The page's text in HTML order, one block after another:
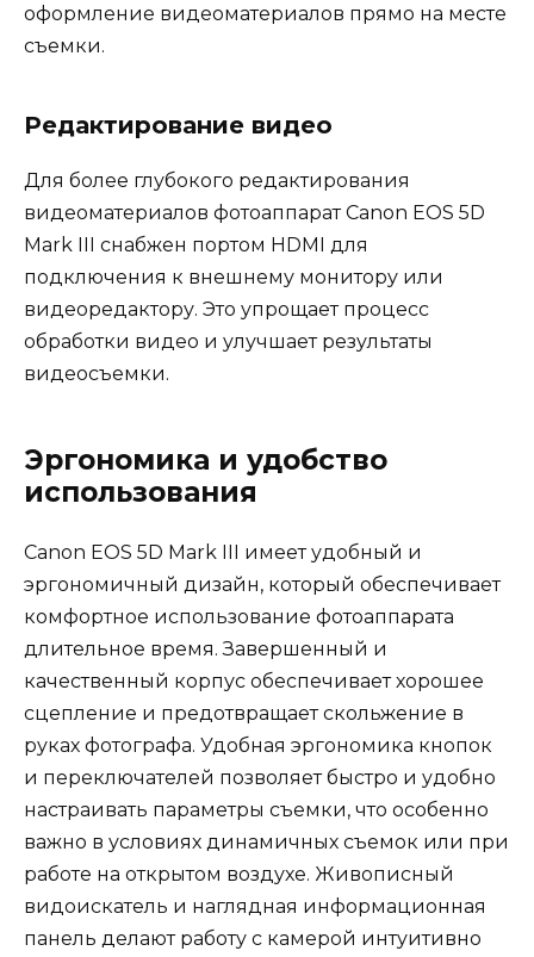
оформление видеоматериалов прямо на месте
съемки.
Редактирование видео
Для более глубокого редактирования
видеоматериалов фотоаппарат Canon EOS 5D
Mark III снабжен портом HDMI для
подключения к внешнему монитору или
видеоредактору. Это упрощает процесс
обработки видео и улучшает результаты
видеосъемки.
Эргономика и удобство
использования
Canon EOS 5D Mark III имеет удобный и
эргономичный дизайн, который обеспечивает
комфортное использование фотоаппарата
длительное время. Завершенный и
качественный корпус обеспечивает хорошее
сцепление и предотвращает скольжение в
руках фотографа. Удобная эргономика кнопок
и переключателей позволяет быстро и удобно
настраивать параметры съемки, что особенно
важно в условиях динамичных съемок или при
работе на открытом воздухе. Живописный
видоискатель и наглядная информационная
панель делают работу с камерой интуитивно